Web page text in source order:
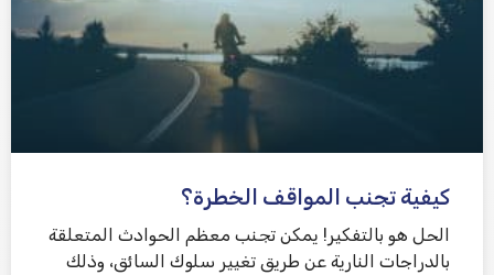
كيفية تجنب المواقف الخطرة؟
الحل هو بالتفكير! يمكن تجنب معظم الحوادث المتعلقة
بالدراجات النارية عن طريق تغيير سلوك السائق، وذلك